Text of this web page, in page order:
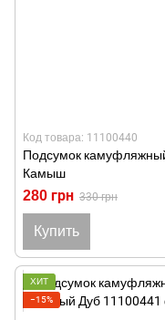
Код товара: 11100440
Подсумок
Камыш
280 грн 330 грн
Купить
ХИТ
−15%